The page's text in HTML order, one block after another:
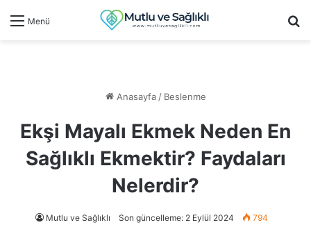
Menü
Anasayfa / Beslenme
Ekşi Mayalı Ekmek Neden En
Sağlıklı Ekmektir? Faydaları
Nelerdir?
Mutlu ve Sağlıklı Son güncelleme: 2 Eylül 2024 794